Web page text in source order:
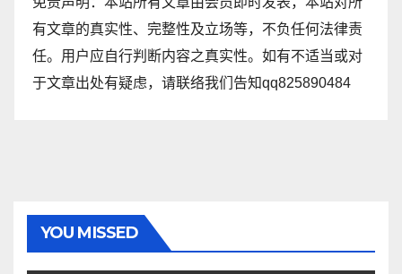
有文章的真实性、完整性及立场等，不负任何法律责
任。用户应自行判断内容之真实性。如有不适当或对
于文章出处有疑虑，请联络我们告知qq825890484
YOU MISSED